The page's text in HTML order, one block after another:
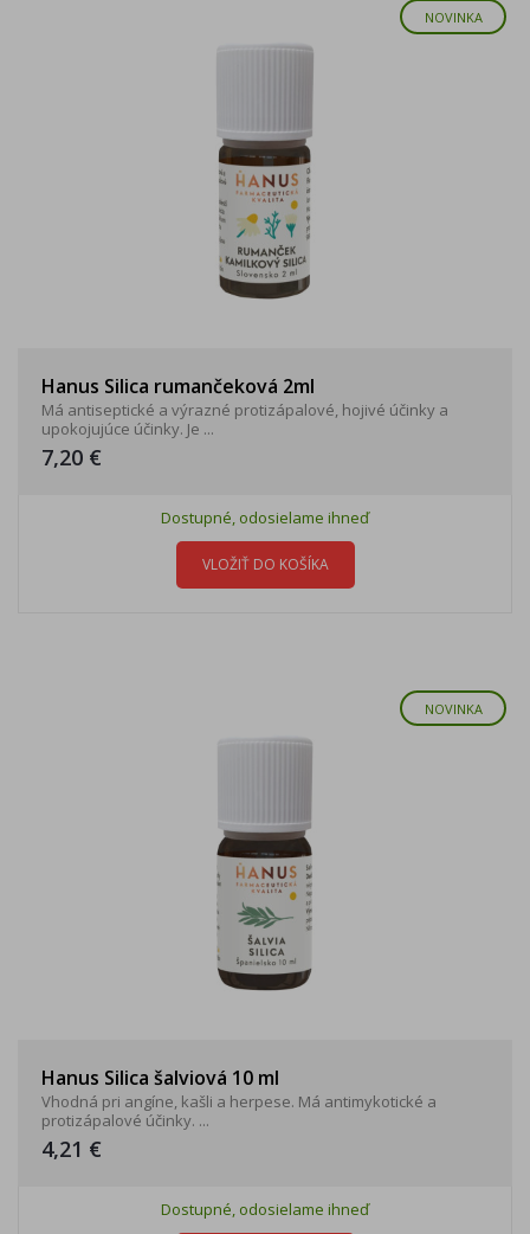
NOVINKA
Hanus Silica rumančeková 2ml
Má antiseptické a výrazné protizápalové, hojivé účinky a
upokojujúce účinky. Je ...
7,20 €
Dostupné, odosielame ihneď
VLOŽIŤ DO KOŠÍKA
NOVINKA
Hanus Silica šalviová 10 ml
Vhodná pri angíne, kašli a herpese. Má antimykotické a
protizápalové účinky. ...
4,21 €
Dostupné, odosielame ihneď